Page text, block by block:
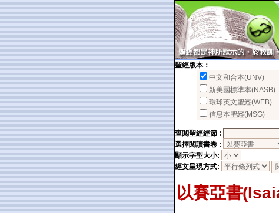
聖經版本：
中文和合本(UNV)
新美國標準本(NASB)
環球英文聖經(WEB)
信息本聖經(MSG)
查閱聖經經節 :
選擇閱讀書卷 :
顯示字型大小:
經文呈現方式:
以賽亞書